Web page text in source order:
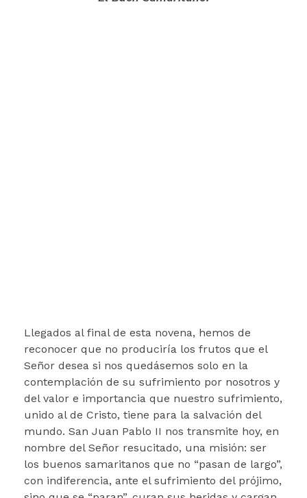
Llegados al final de esta novena, hemos de
reconocer que no produciría los frutos que el
Señor desea si nos quedásemos solo en la
contemplación de su sufrimiento por nosotros y
del valor e importancia que nuestro sufrimiento,
unido al de Cristo, tiene para la salvación del
mundo. San Juan Pablo II nos transmite hoy, en
nombre del Señor resucitado, una misión: ser
los buenos samaritanos que no “pasan de largo”,
con indiferencia, ante el sufrimiento del prójimo,